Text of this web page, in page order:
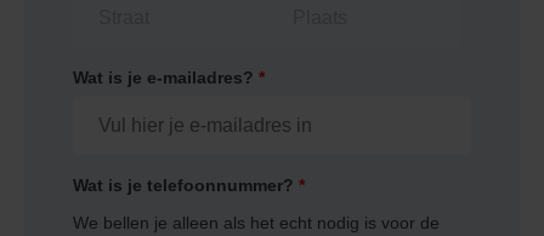
Wat is je e-mailadres? *
Wat is je telefoonnummer? *
We bellen je alleen als het echt nodig is voor de